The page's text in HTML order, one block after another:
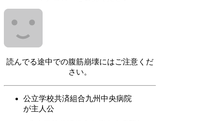
読んでる途中での腹筋崩壊にはご注意くだ
さい。
公立学校共済組合九州中央病院
が主人公